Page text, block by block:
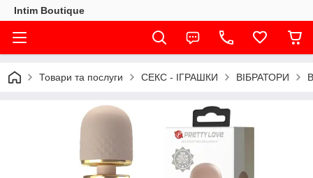
Intim Boutique
Товари та послуги СЕКС - ІГРАШКИ ВІБРАТОРИ